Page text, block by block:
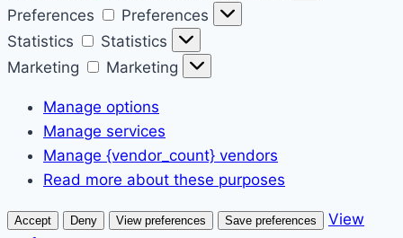
Preferences
Preferences
Statistics
Statistics
Marketing
Marketing
Manage options
Manage services
Manage {vendor_count} vendors
Read more about these purposes
Accept Deny View preferences Save preferences
View